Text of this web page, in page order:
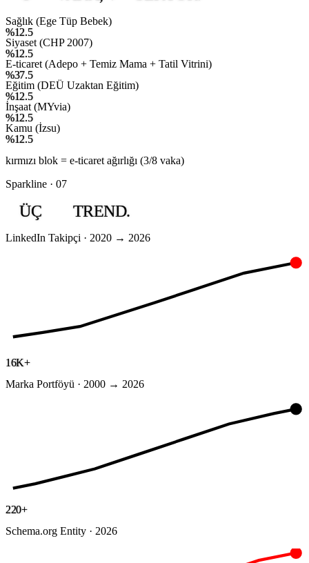
Sağlık (Ege Tüp Bebek)
%12.5
Siyaset (CHP 2007)
%12.5
E-ticaret (Adepo + Temiz Mama + Tatil Vitrini)
%37.5
Eğitim (DEÜ Uzaktan Eğitim)
%12.5
İnşaat (MYvia)
%12.5
Kamu (İzsu)
%12.5
kırmızı blok = e-ticaret ağırlığı (3/8 vaka)
Sparkline · 07
ÜÇ TREND.
LinkedIn Takipçi · 2020 → 2026
16K+
Marka Portföyü · 2000 → 2026
220+
Schema.org Entity · 2026